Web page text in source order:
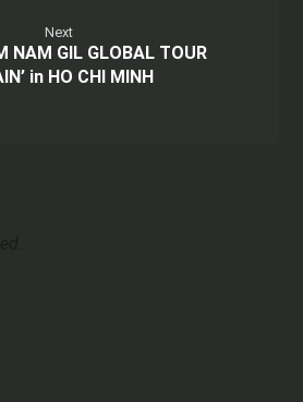
Next
NAM GIL GLOBAL TOUR
in HO CHI MINH